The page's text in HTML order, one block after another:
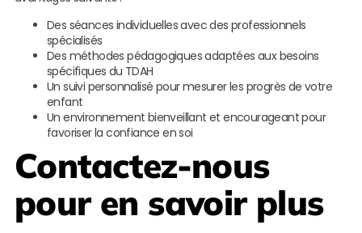
Des séances individuelles avec des professionnels
spécialisés
Des méthodes pédagogiques adaptées aux besoins
spécifiques du TDAH
Un suivi personnalisé pour mesurer les progrès de votre
enfant
Un environnement bienveillant et encourageant pour
favoriser la confiance en soi
Contactez-nous
pour en savoir plus